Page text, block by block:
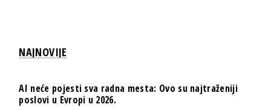
NAJNOVIJE
AI neće pojesti sva radna mesta: Ovo su najtraženiji
poslovi u Evropi u 2026.